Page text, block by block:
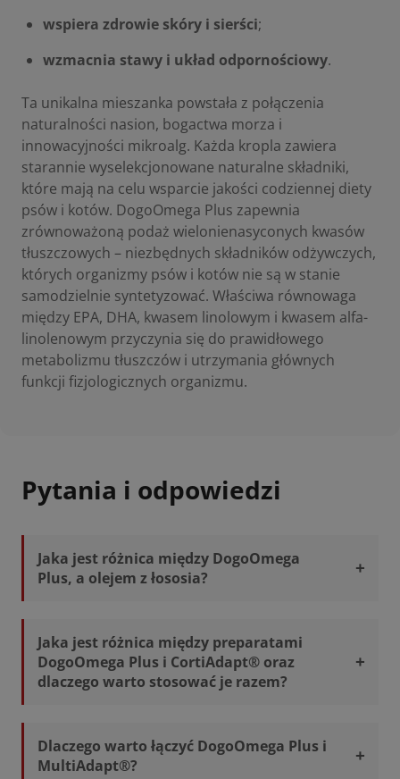
wspiera zdrowie skóry i sierści;
wzmacnia stawy i układ odpornościowy.
Ta unikalna mieszanka powstała z połączenia
naturalności nasion, bogactwa morza i
innowacyjności mikroalg. Każda kropla zawiera
starannie wyselekcjonowane naturalne składniki,
które mają na celu wsparcie jakości codziennej diety
psów i kotów. DogoOmega Plus zapewnia
zrównoważoną podaż wielonienasyconych kwasów
tłuszczowych – niezbędnych składników odżywczych,
których organizmy psów i kotów nie są w stanie
samodzielnie syntetyzować. Właściwa równowaga
między EPA, DHA, kwasem linolowym i kwasem alfa-
linolenowym przyczynia się do prawidłowego
metabolizmu tłuszczów i utrzymania głównych
funkcji fizjologicznych organizmu.
Pytania i odpowiedzi
Jaka jest różnica między DogoOmega
Plus, a olejem z łososia?
Jaka jest różnica między preparatami
DogoOmega Plus i CortiAdapt® oraz
dlaczego warto stosować je razem?
Dlaczego warto łączyć DogoOmega Plus i
MultiAdapt®?